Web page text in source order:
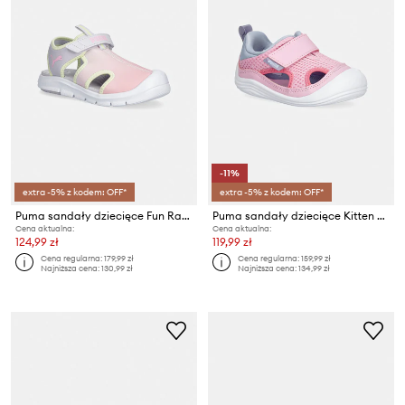
extra -5% z kodem: OFF*
Puma sandały dziecięce Fun Racer Sandal Come On V
Cena aktualna:
124,99 zł
Cena regularna:179,99 zł
Najniższa cena:130,99 zł
-11%
extra -5% z kodem: OFF*
Puma sandały dziecięce Kitten Summer V
Cena aktualna:
119,99 zł
Cena regularna:159,99 zł
Najniższa cena:134,99 zł